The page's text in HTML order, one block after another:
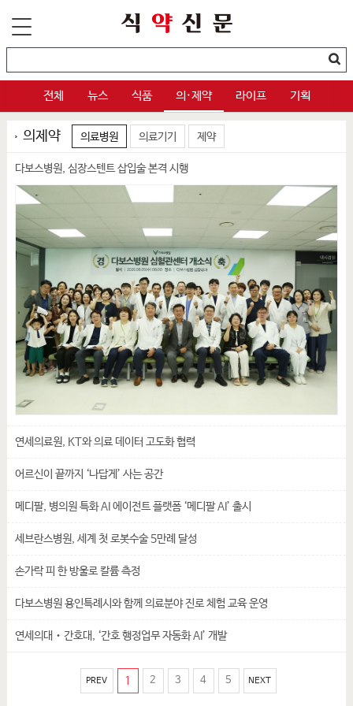
전체 뉴스 식품 의·제약 라이프 기획
의제약 의료병원 의료기기 제약
다보스병원, 심장스텐트 삽입술 본격 시행
연세의료원, KT와 의료 데이터 고도화 협력
어르신이 끝까지 ‘나답게’ 사는 공간
메디팔, 병의원 특화 AI 에이전트 플랫폼 ‘메디팔 AI’ 출시
세브란스병원, 세계 첫 로봇수술 5만례 달성
손가락 피 한 방울로 칼륨 측정
다보스병원 용인특례시와 함께 의료분야 진로 체험 교육 운영
연세의대‧간호대, ‘간호 행정업무 자동화 AI’ 개발
PREV 1 2 3 4 5 NEXT